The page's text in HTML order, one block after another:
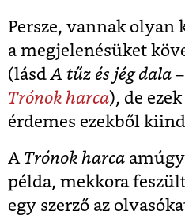
Persze, vannak
a megjelenésüket
(lásd A tűz és jég dala
Trónok harca), de
érdemes ezekből
A Trónok harca
példa, mekkora
egy szerző az